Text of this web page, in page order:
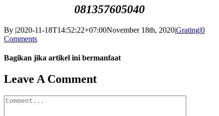
081357605040
By |2020-11-18T14:52:22+07:00November 18th, 2020|Grating|0
Comments
Bagikan jika artikel ini bermanfaat
Facebook
Twitter
Reddit
LinkedIn
WhatsApp
Tumblr
Pinterest
Vk
Email
Leave A Comment
Comment